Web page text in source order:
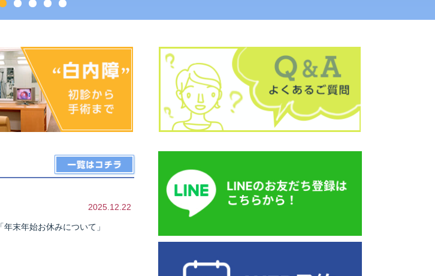
2025.12.22
「年末年始お休みについて」